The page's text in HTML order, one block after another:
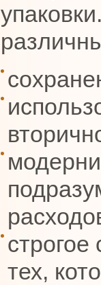
строгое
тех,